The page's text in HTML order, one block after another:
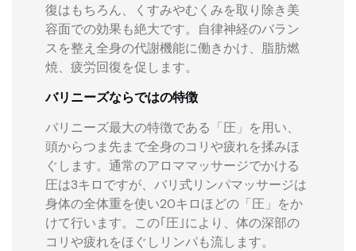
復はもちろん、くすみやむくみを取り除き美
容面での効果も絶大です。自律神経のバラン
スを整え全身の代謝機能に働きかけ、脂肪燃
焼、疲労回復を促します。
バリニーズならではの特徴
バリニーズ最大の特徴である「圧」を用い、
頭からつま先まで全身のコリや疲れを揉みほ
ぐします。通常のアロママッサージでかける
圧は3キロですが、バリ式リンパマッサージは
身体の全体重を使い20キロほどの「圧」をか
けて行います。この｢圧｣により、体の深部の
コリや疲れをほぐしリンパも流します。